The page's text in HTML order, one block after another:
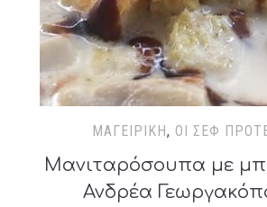
ΜΑΓΕΙΡΙΚΉ, ΟΙ ΣΕΦ
Μανιταρόσουπα με
Ανδρέα